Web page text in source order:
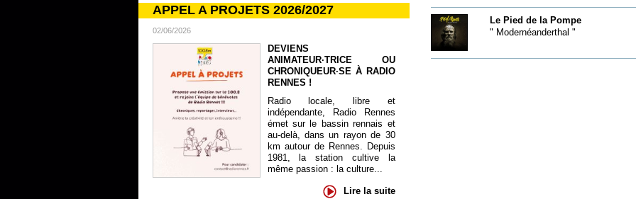
APPEL A PROJETS 2026/2027
02/06/2026
DEVIENS
ANIMATEUR·TRICE OU
CHRONIQUEUR·SE À RADIO
RENNES !
Radio locale, libre et
indépendante, Radio Rennes
émet sur le bassin rennais et
au-delà, dans un rayon de 30
km autour de Rennes. Depuis
1981, la station cultive la
même passion : la culture...
Lire la suite
Le Pied de la Pompe
" Modernéanderthal "